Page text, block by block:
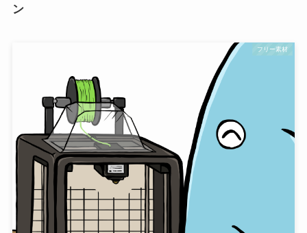
ン
フリー素材